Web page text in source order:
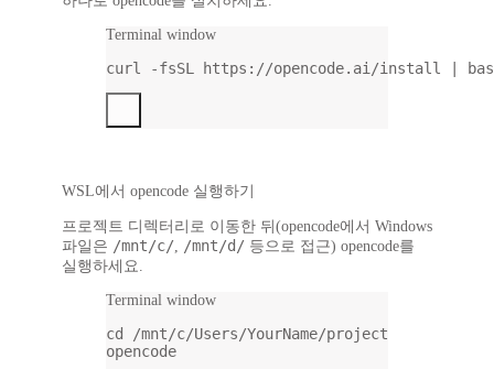
Terminal window
curl -fsSL https://opencode.ai/install
WSL에서 opencode 실행하기
프로젝트 디렉터리로 이동한 뒤(opencode에서 Windows
파일은 /mnt/c/, /mnt/d/ 등으로 접근) opencode를
실행하세요.
Terminal window
cd
/mnt/c/Users/YourName/project
opencode